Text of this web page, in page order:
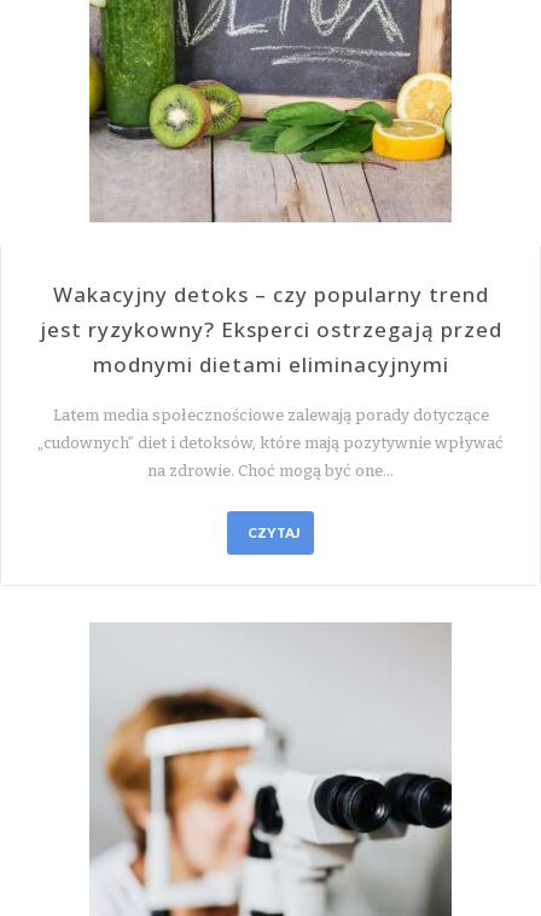
Wakacyjny detoks – czy popularny trend
jest ryzykowny? Eksperci ostrzegają przed
modnymi dietami eliminacyjnymi
Latem media społecznościowe zalewają porady dotyczące
„cudownych” diet i detoksów, które mają pozytywnie wpływać
na zdrowie. Choć mogą być one…
CZYTAJ